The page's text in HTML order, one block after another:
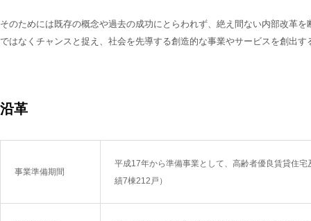
そのためには既存の概念や過去の成功にとらわれず、絶え間ない内部改革
ではなくチャンスと捉え、社会を先導する創造的な事業やサービスを創出
沿革
事業準備期間
平成17年から準備事業として、高齢者優良賃貸住
績7棟212戸）